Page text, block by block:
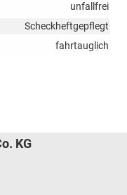
unfallfrei
Scheckheftgepflegt
fahrtauglich
KG